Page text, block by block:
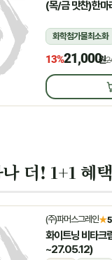
(목/금 맛찬)한
화학첨가물최소화
13%21,000원
더! 1+1 혜택
(주)파머스그레인★
화이트닝 비타크
~27.05.12)